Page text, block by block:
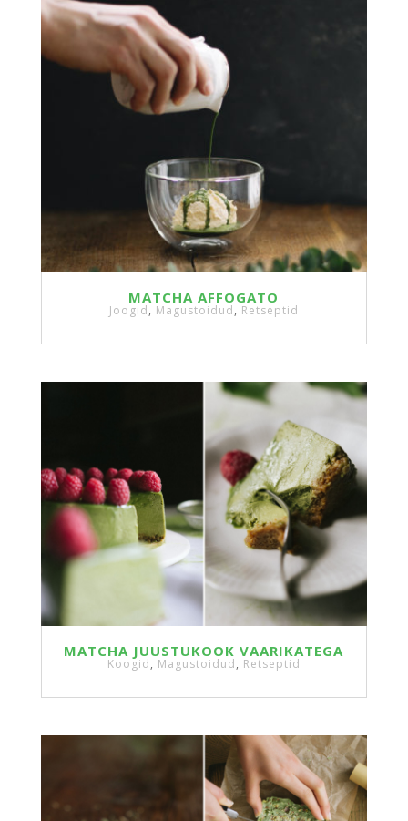
MATCHA AFFOGATO
Joogid, Magustoidud, Retseptid
MATCHA JUUSTUKOOK VAARIKATEGA
Koogid, Magustoidud, Retseptid